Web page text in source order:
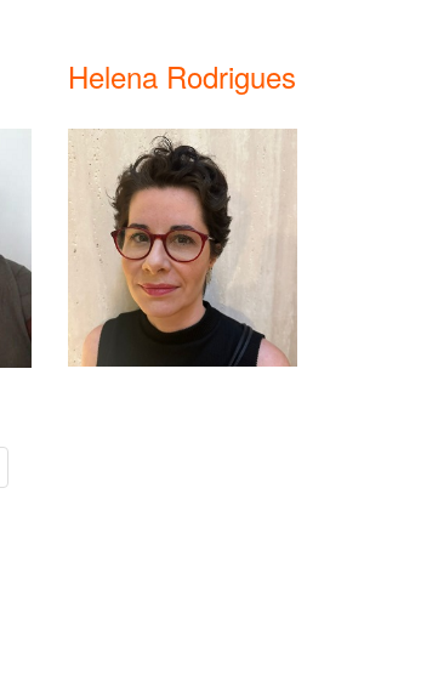
Helena Rodrigues